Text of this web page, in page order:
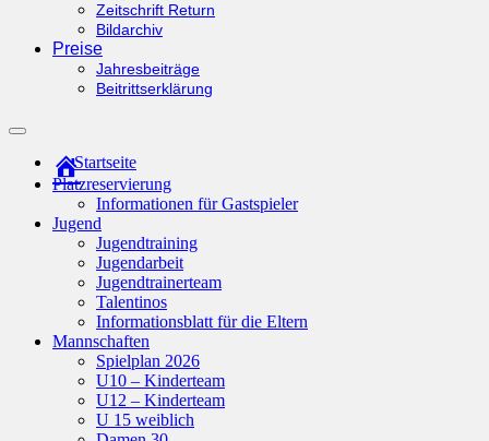
Zeitschrift Return
Bildarchiv
Preise
Jahresbeiträge
Beitrittserklärung
Suchfeld
ein-/ausblendenStartseite
Platzreservierung
Informationen für Gastspieler
Jugend
Jugendtraining
Jugendarbeit
Jugendtrainerteam
Talentinos
Informationsblatt für die Eltern
Mannschaften
Spielplan 2026
U10 – Kinderteam
U12 – Kinderteam
U 15 weiblich